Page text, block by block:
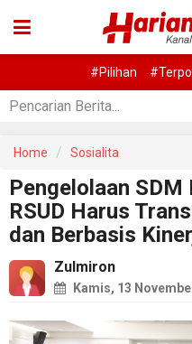
#Pilihan
Home Sosialita
Pengelolaan SDM
RSUD Harus
dan Berbasis
Zulmiron
Kamis, 13